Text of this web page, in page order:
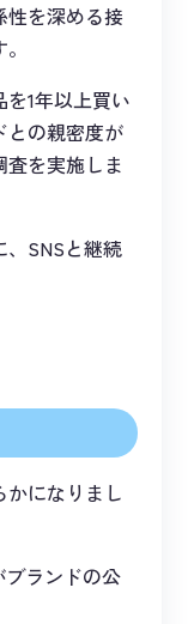
性を深める接
1年以上買い
との親密度が
を実施しま
SNSと継続
になりまし
ブランドの公